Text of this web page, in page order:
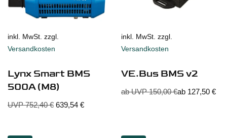
inkl. MwSt. zzgl.
Versandkosten
Lynx Smart BMS
500A (M8)
UVP752,40€ 639,54 €
inkl. MwSt. zzgl.
Versandkosten
VE.Bus BMS v2
ab UVP150,00€ab 127,50 €